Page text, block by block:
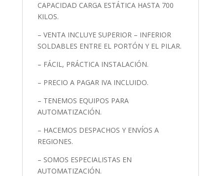
CAPACIDAD CARGA ESTÁTICA HASTA 700
KILOS.
– VENTA INCLUYE SUPERIOR – INFERIOR
SOLDABLES ENTRE EL PORTÓN Y EL PILAR.
– FÁCIL, PRÁCTICA INSTALACIÓN.
– PRECIO A PAGAR IVA INCLUIDO.
– TENEMOS EQUIPOS PARA
AUTOMATIZACIÓN.
– HACEMOS DESPACHOS Y ENVÍOS A
REGIONES.
– SOMOS ESPECIALISTAS EN
AUTOMATIZACIÓN.